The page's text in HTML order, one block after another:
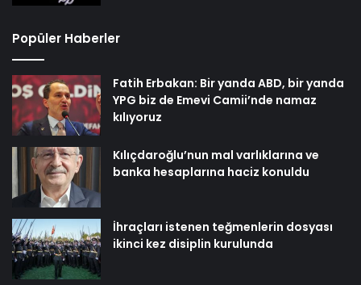
Popüler Haberler
Fatih Erbakan: Bir yanda ABD, bir yanda
YPG biz de Emevi Camii’nde namaz
kılıyoruz
Kılıçdaroğlu’nun mal varlıklarına ve
banka hesaplarına haciz konuldu
İhraçları istenen teğmenlerin dosyası
ikinci kez disiplin kurulunda